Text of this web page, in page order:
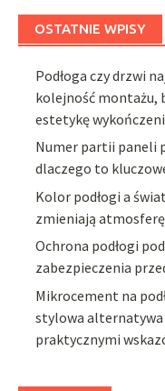
OSTATNIE WPISY
Podłoga czy drzwi
kolejność montażu,
estetykę
Numer partii paneli
dlaczego to
Kolor podłogi a
zmieniają
Ochrona podłogi
zabezpieczenia
Mikrocement na
stylowa alternatywa
praktycznymi